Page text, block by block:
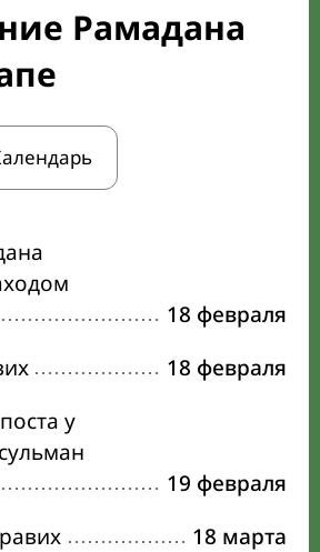
Рамадана
18 февраля
18 февраля
у
19 февраля
18 марта